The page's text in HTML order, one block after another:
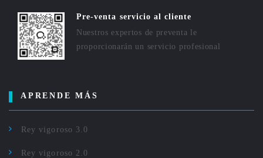
Pre-venta servicio al cliente
Nuestros expertos de preventa le
proporcionarán un servicio profesional
APRENDE MÁS
Rey vigoroso 3.0
Rey vigoroso 2.0